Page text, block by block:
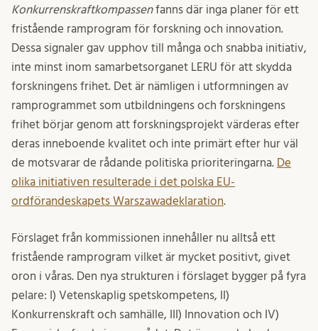
Konkurrenskraftkompassenfanns där inga planer för ett
fristående ramprogram för forskning och innovation.
Dessa signaler gav upphov till många och snabba initiativ,
inte minst inom samarbetsorganet LERU för att skydda
forskningens frihet. Det är nämligen i utformningen av
ramprogrammet som utbildningens och forskningens
frihet börjar genom att forskningsprojekt värderas efter
deras inneboende kvalitet och inte primärt efter hur väl
de motsvarar de rådande politiska prioriteringarna. De
olika initiativen resulterade i det polska EU-
ordförandeskapets Warszawadeklaration.
Förslaget från kommissionen innehåller nu alltså ett
fristående ramprogram vilket är mycket positivt, givet
oron i våras. Den nya strukturen i förslaget bygger på fyra
pelare: I) Vetenskaplig spetskompetens, II)
Konkurrenskraft och samhälle, III) Innovation och IV)